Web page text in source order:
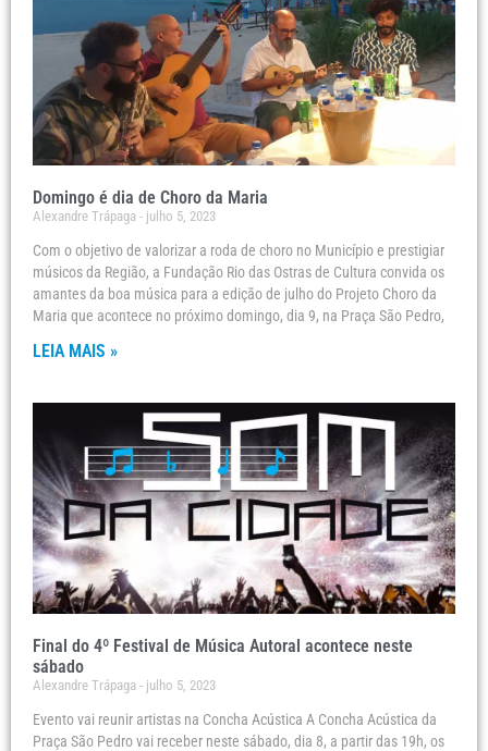
Domingo é dia de Choro da Maria
Alexandre Trápaga julho 5, 2023
Com o objetivo de valorizar a roda de choro no Município e prestigiar
músicos da Região, a Fundação Rio das Ostras de Cultura convida os
amantes da boa música para a edição de julho do Projeto Choro da
Maria que acontece no próximo domingo, dia 9, na Praça São Pedro,
LEIA MAIS »
Final do 4º Festival de Música Autoral acontece neste
sábado
Alexandre Trápaga julho 5, 2023
Evento vai reunir artistas na Concha Acústica A Concha Acústica da
Praça São Pedro vai receber neste sábado, dia 8, a partir das 19h, os